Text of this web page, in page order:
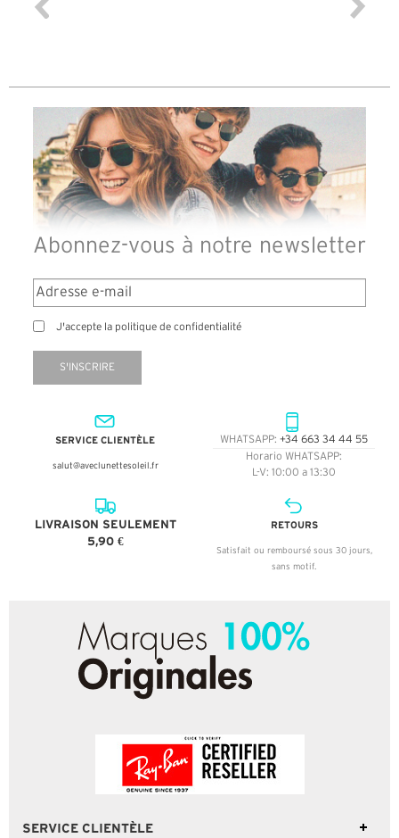
Abonnez-vous à notre newsletter
J'accepte la politique de confidentialité
S'INSCRIRE
SERVICE CLIENTÈLE
salut@aveclunettesoleil.fr
WHATSAPP: +34 663 34 44 55
Horario WHATSAPP:
L-V: 10:00 a 13:30
LIVRAISON SEULEMENT
5,90 €
RETOURS
Satisfait ou remboursé sous 30 jours,
sans motif.
SERVICE CLIENTÈLE